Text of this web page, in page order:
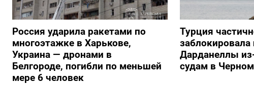
Россия ударила ракетами по
многоэтажке в Харькове,
Украина — дронами в
Белгороде, погибли по меньшей
мере 6 человек
Турция
заблокировала
Дарданеллы
судам в